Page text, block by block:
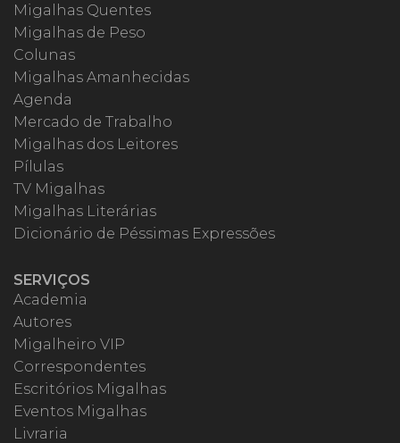
Migalhas Quentes
Migalhas de Peso
Colunas
Migalhas Amanhecidas
Agenda
Mercado de Trabalho
Migalhas dos Leitores
Pílulas
TV Migalhas
Migalhas Literárias
Dicionário de Péssimas Expressões
SERVIÇOS
Academia
Autores
Migalheiro VIP
Correspondentes
Escritórios Migalhas
Eventos Migalhas
Livraria